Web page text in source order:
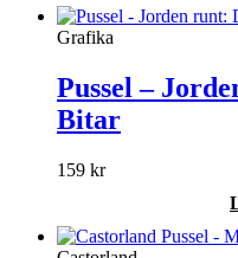
Grafika
Pussel –
Bitar
159 kr